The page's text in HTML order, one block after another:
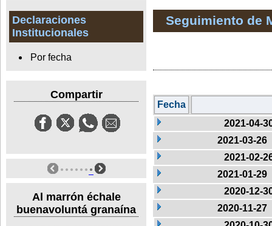
Declaraciones
Institucionales
Por fecha
Compartir
Al marrón échale
buenavoluntá granaína
Seguimiento de
Fecha
2021-04-
2021-03-26
2021-02-
2021-01-29
2020-12-
2020-11-27